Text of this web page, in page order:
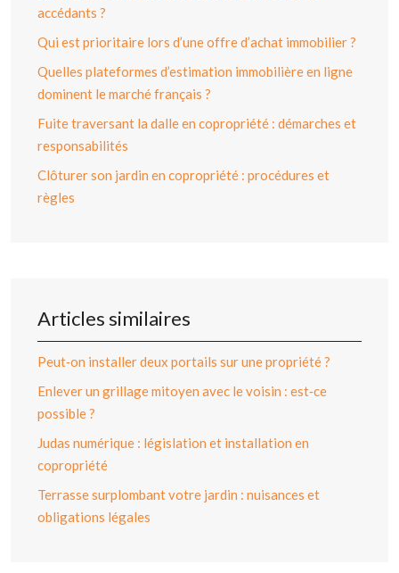
accédants ?
Qui est prioritaire lors d’une offre d’achat immobilier ?
Quelles plateformes d’estimation immobilière en ligne
dominent le marché français ?
Fuite traversant la dalle en copropriété : démarches et
responsabilités
Clôturer son jardin en copropriété : procédures et
règles
Articles similaires
Peut‑on installer deux portails sur une propriété ?
Enlever un grillage mitoyen avec le voisin : est‑ce
possible ?
Judas numérique : législation et installation en
copropriété
Terrasse surplombant votre jardin : nuisances et
obligations légales